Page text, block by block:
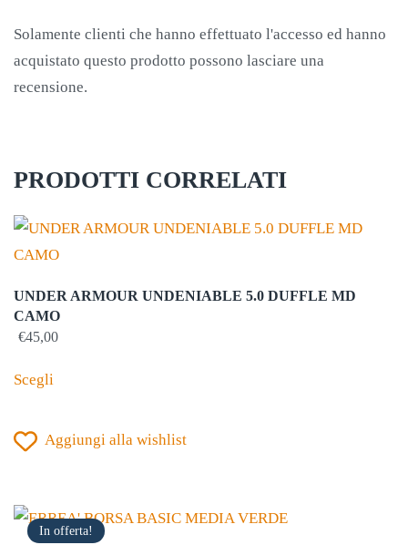
Solamente clienti che hanno effettuato l'accesso ed hanno
acquistato questo prodotto possono lasciare una
recensione.
PRODOTTI CORRELATI
UNDER ARMOUR UNDENIABLE 5.0 DUFFLE MD
CAMO
€45,00
Scegliprodotto
più
opzioni
Aggiungi alla wishlist
In offerta!